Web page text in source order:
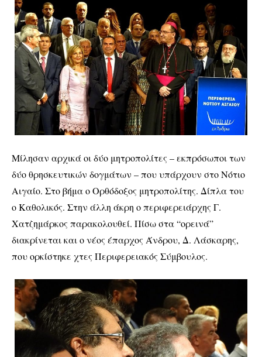
Μίλησαν αρχικά οι δύο μητροπολίτες – εκπρόσωποι των
δύο θρησκευτικών δογμάτων – που υπάρχουν στο Νότιο
Αιγαίο. Στο βήμα ο Ορθόδοξος μητροπολίτης. Δίπλα του
ο Καθολικός. Στην άλλη άκρη ο περιφερειάρχης Γ.
Χατζημάρκος παρακολουθεί. Πίσω στα “ορεινά”
διακρίνεται και ο νέος έπαρχος Άνδρου, Δ. Λάσκαρης,
που ορκίστηκε χτες Περιφερειακός Σύμβουλος.